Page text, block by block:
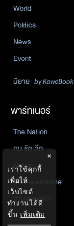
World
Politics
News
Event
นิยาย by KaweBook
พาร์ทเนอร์
The Nation
คม ชัด ลึก
Nation
Thainewsonline
ฐานเศรษฐกิจ
×
เราใช้คุกกี้
เพื่อให้
เว็บไซต์
ทำงานได้ดี
ขึ้น เพิ่มเติม